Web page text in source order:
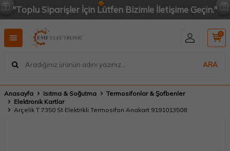
"Toplu Siparişler İçin Lütfen Bizimle İletişime Geçin."
ARA
0
Anasayfa Isıtma & Soğutma
Termosifonlar & Şofbenler
Elektronik Kartlar
Arçelik T 7350 St Elektrikli Termosifon Anakart 9191013508